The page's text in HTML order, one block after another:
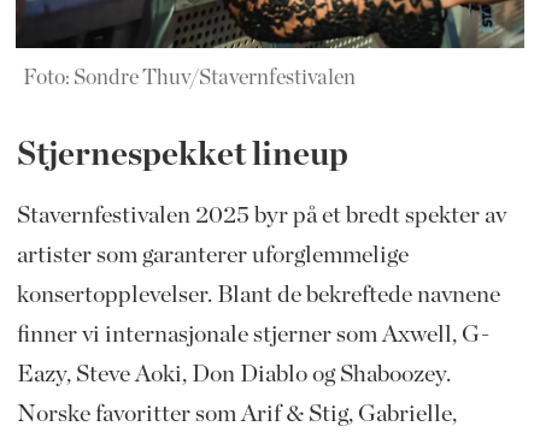
Foto: Sondre Thuv/Stavernfestivalen
Stjernespekket lineup
Stavernfestivalen 2025 byr på et bredt spekter av
artister som garanterer uforglemmelige
konsertopplevelser. Blant de bekreftede navnene
finner vi internasjonale stjerner som Axwell, G-
Eazy, Steve Aoki, Don Diablo og Shaboozey.
Norske favoritter som Arif & Stig, Gabrielle,